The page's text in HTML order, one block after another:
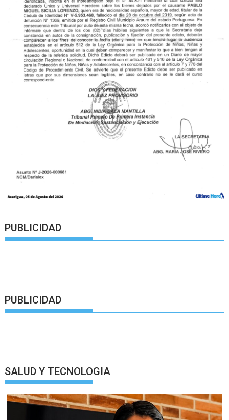
PUBLICIDAD
PUBLICIDAD
SALUD Y TECNOLOGIA